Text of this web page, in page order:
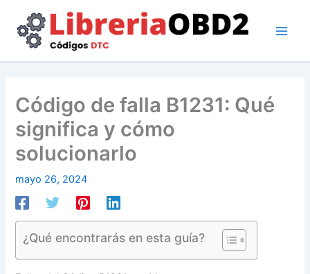
contenido
Código de falla B1231: Qué
significa y cómo
solucionarlo
mayo 26, 2024
¿Qué encontrarás en esta guía?